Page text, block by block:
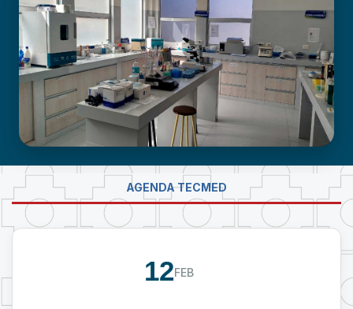
NEURODESARROLLO INFANTIL
LABORATORIO DE INVESTIGACIÓN -
PROUMSA
AGENDA TECMED
12FEB